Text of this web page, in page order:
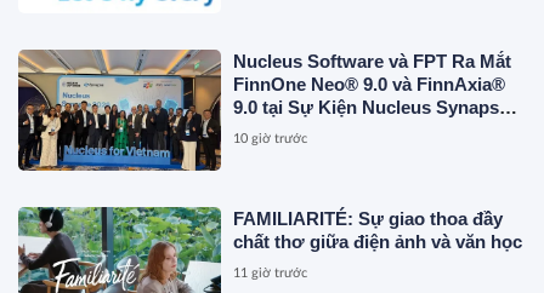
Nucleus Software và FPT Ra Mắt
FinnOne Neo® 9.0 và FinnAxia®
9.0 tại Sự Kiện Nucleus Synapse
Lần Đầu Tiên tại Việt Nam
10 giờ trước
FAMILIARITÉ: Sự giao thoa đầy
chất thơ giữa điện ảnh và văn học
11 giờ trước